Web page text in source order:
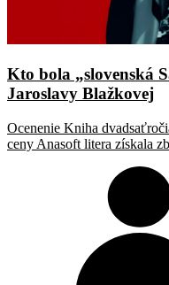
Kto bola „slovenská
Jaroslavy Blažkovej
Ocenenie Kniha
ceny Anasoft litera získala